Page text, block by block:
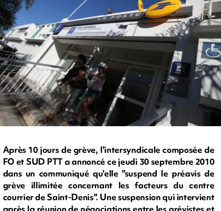
Après 10 jours de grève, l'intersyndicale composée de
FO et SUD PTT a annoncé ce jeudi 30 septembre 2010
dans un communiqué qu'elle "suspend le préavis de
grève illimitée concernant les facteurs du centre
courrier de Saint-Denis". Une suspension qui intervient